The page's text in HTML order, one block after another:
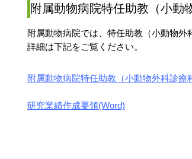
附属動物病院特任助教（小動
附属動物病院では、特任助教（小動物外
詳細は下記をご覧ください。
附属動物病院特任助教（小動物外科診
研究業績作成要領(Word)